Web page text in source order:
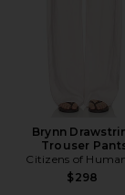
Brynn
Trouser
Citizens of
$298